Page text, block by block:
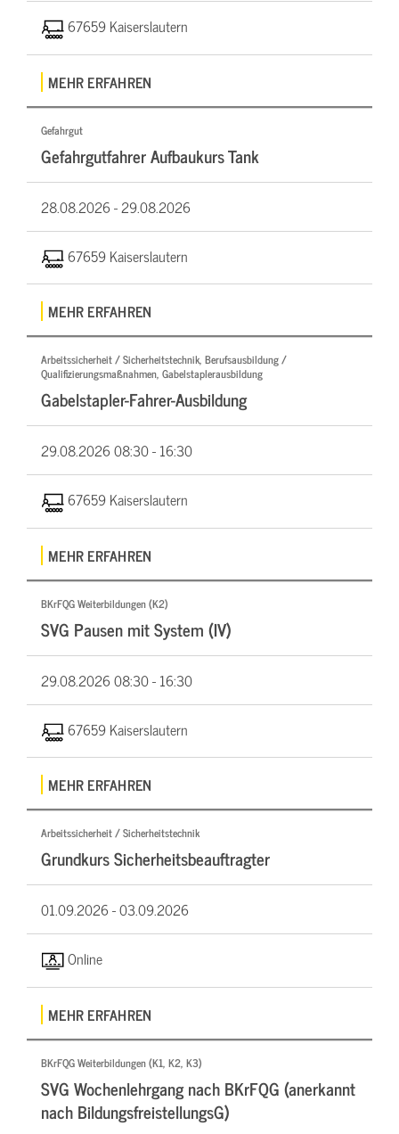
67659 Kaiserslautern
MEHR ERFAHREN
Gefahrgut
Gefahrgutfahrer Aufbaukurs Tank
28.08.2026 -29.08.2026
67659 Kaiserslautern
MEHR ERFAHREN
Arbeitssicherheit / Sicherheitstechnik, Berufsausbildung /
Qualifizierungsmaßnahmen, Gabelstaplerausbildung
Gabelstapler-Fahrer-Ausbildung
29.08.202608:30 - 16:30
67659 Kaiserslautern
MEHR ERFAHREN
BKrFQG Weiterbildungen (K2)
SVG Pausen mit System (IV)
29.08.202608:30 - 16:30
67659 Kaiserslautern
MEHR ERFAHREN
Arbeitssicherheit / Sicherheitstechnik
Grundkurs Sicherheitsbeauftragter
01.09.2026 -03.09.2026
Online
MEHR ERFAHREN
BKrFQG Weiterbildungen (K1, K2, K3)
SVG Wochenlehrgang nach BKrFQG (anerkannt
nach BildungsfreistellungsG)